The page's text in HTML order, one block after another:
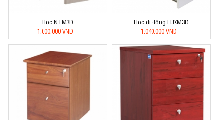
Hộc NTM3D
1.000.000 VNĐ
Hộc di động LUXM3D
1.040.000 VNĐ